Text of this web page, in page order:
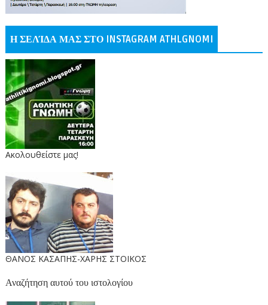
Η ΣΕΛΊΔΑ ΜΑΣ ΣΤΟ INSTAGRAM ATHLGNOMI
Ακολουθείστε μας!
ΘΑΝΟΣ ΚΑΣΑΠΗΣ-ΧΑΡΗΣ ΣΤΟΙΚΟΣ
Αναζήτηση αυτού του ιστολογίου